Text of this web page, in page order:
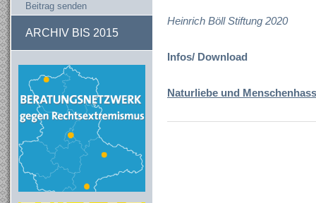
Beitrag senden
ARCHIV BIS 2015
Heinrich Böll Stiftung 2020
Infos/ Download
Naturliebe und Menschenhass